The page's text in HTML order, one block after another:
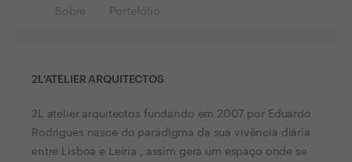
Sobre Portefólio
2L'ATELIER ARQUITECTOS
2L atelier arquitectos fundando em 2007 por Eduardo
Rodrigues nasce do paradigma da sua vivência diária
entre Lisboa e Leiria , assim gera um espaço onde se